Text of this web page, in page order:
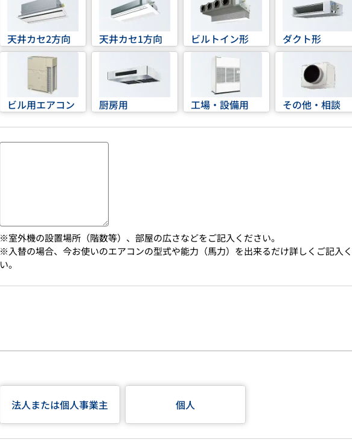
天井カセ2方向 天井カセ1方向 ビルトイン形 ダクト形
ビル用エアコン 厨房用 工場・設備用 その他・相談
※室外機の設置場所（階数等）、部屋の広さなどをご記入ください。
※入替の場合、今お使いのエアコンの型式や能力（馬力）を出来るだけ詳しくご記入
い。
法人または個人事業主 個人